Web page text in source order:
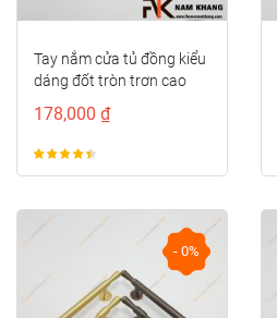
Tay nắm cửa tủ đồng kiểu
dáng đốt tròn trơn cao
cấp NK414D-CF
178,000 ₫
- 0%